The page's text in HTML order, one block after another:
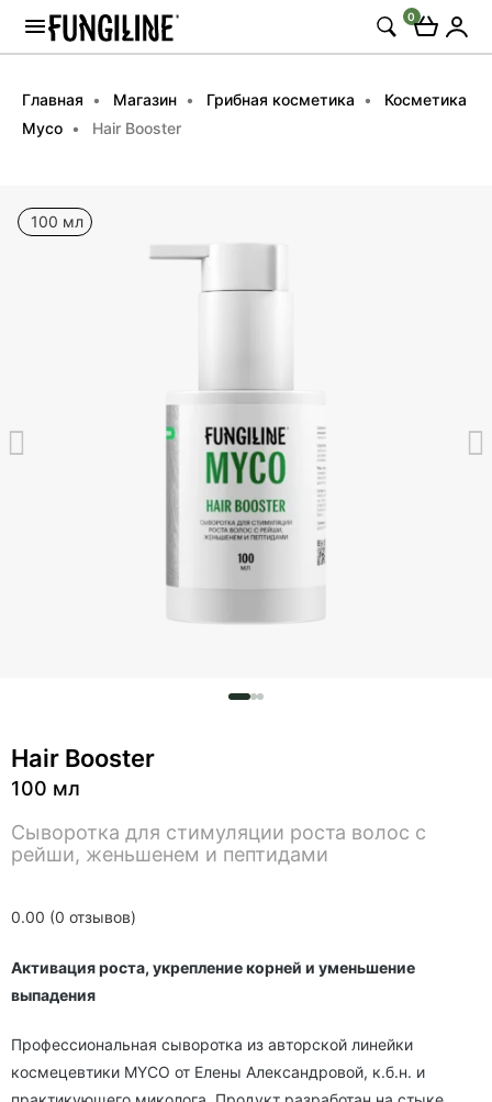
0
Главная Магазин Грибная косметика
Косметика
Myco
Hair Booster
100 мл
0.00 (0 отзывов)
Hair Booster
100 мл
Сыворотка для стимуляции роста волос с
рейши, женьшенем и пептидами
Активация роста, укрепление корней и уменьшение
выпадения
Профессиональная сыворотка из авторской линейки
космецевтики MYCO от Елены Александровой, к.б.н. и